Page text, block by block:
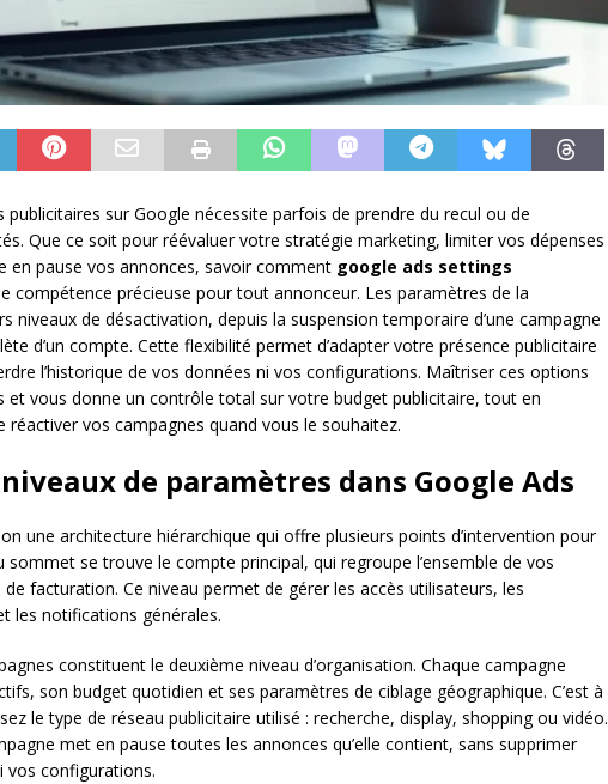
publicitaires sur Google nécessite parfois de prendre du recul ou de
Que ce soit pour réévaluer votre stratégie marketing, limiter vos dépenses
pause vos annonces, savoir comment google ads settings
compétence précieuse pour tout annonceur. Les paramètres de la
niveaux de désactivation, depuis la suspension temporaire d’une campagne
d’un compte. Cette flexibilité permet d’adapter votre présence publicitaire
l’historique de vos données ni vos configurations. Maîtriser ces options
et vous donne un contrôle total sur votre budget publicitaire, tout en
réactiver vos campagnes quand vous le souhaitez.
de paramètres dans Google Ads
une architecture hiérarchique qui offre plusieurs points d’intervention pour
sommet se trouve le compte principal, qui regroupe l’ensemble de vos
facturation. Ce niveau permet de gérer les accès utilisateurs, les
les notifications générales.
constituent le deuxième niveau d’organisation. Chaque campagne
son budget quotidien et ses paramètres de ciblage géographique. C’est à
le type de réseau publicitaire utilisé : recherche, display, shopping ou vidéo.
met en pause toutes les annonces qu’elle contient, sans supprimer
vos configurations.